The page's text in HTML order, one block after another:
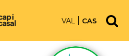
VAL CAS